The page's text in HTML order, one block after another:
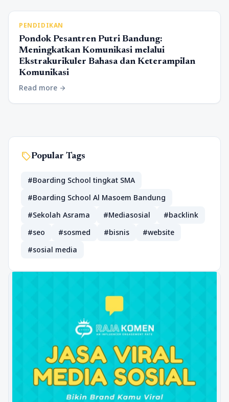
PENDIDIKAN
Pondok Pesantren Putri Bandung:
Meningkatkan Komunikasi melalui
Ekstrakurikuler Bahasa dan Keterampilan
Komunikasi
Read more arrow_forward
sellPopular Tags
#Boarding School tingkat SMA
#Boarding School Al Masoem Bandung
#Sekolah Asrama
#Mediasosial
#backlink
#seo
#sosmed #bisnis
#website
#sosial media